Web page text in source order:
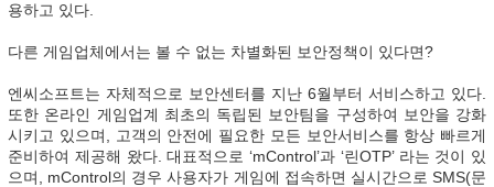
용하고 있다.
다른 게임업체에서는 볼 수 없는 차별화된 보안정책이 있다면?
엔씨소프트는 자체적으로 보안센터를 지난 6월부터 서비스하고 있다.
또한 온라인 게임업계 최초의 독립된 보안팀을 구성하여 보안을 강화
시키고 있으며, 고객의 안전에 필요한 모든 보안서비스를 항상 빠르게
준비하여 제공해 왔다. 대표적으로 ‘mControl’과 ‘린OTP’ 라는 것이 있
으며, mControl의 경우 사용자가 게임에 접속하면 실시간으로 SMS(문